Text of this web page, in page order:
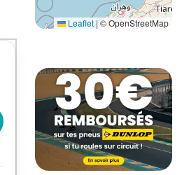
Leaflet | © OpenStreetMap